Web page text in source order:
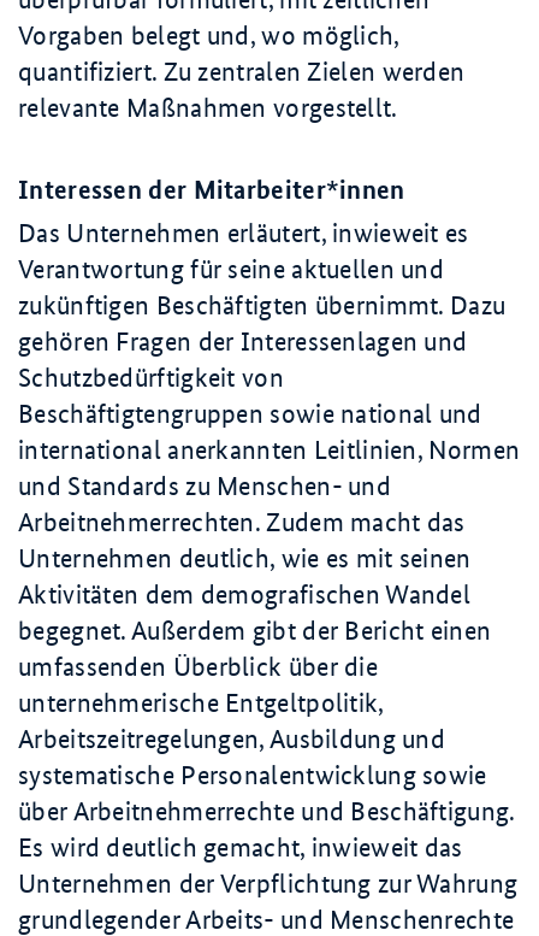
Vorgaben belegt und, wo möglich,
quantifiziert. Zu zentralen Zielen werden
relevante Maßnahmen vorgestellt.
Interessen der Mitarbeiter*innen
Das Unternehmen erläutert, inwieweit es
Verantwortung für seine aktuellen und
zukünftigen Beschäftigten übernimmt. Dazu
gehören Fragen der Interessenlagen und
Schutzbedürftigkeit von
Beschäftigtengruppen sowie national und
international anerkannten Leitlinien, Normen
und Standards zu Menschen- und
Arbeitnehmerrechten. Zudem macht das
Unternehmen deutlich, wie es mit seinen
Aktivitäten dem demografischen Wandel
begegnet. Außerdem gibt der Bericht einen
umfassenden Überblick über die
unternehmerische Entgeltpolitik,
Arbeitszeitregelungen, Ausbildung und
systematische Personalentwicklung sowie
über Arbeitnehmerrechte und Beschäftigung.
Es wird deutlich gemacht, inwieweit das
Unternehmen der Verpflichtung zur Wahrung
grundlegender Arbeits- und Menschenrechte